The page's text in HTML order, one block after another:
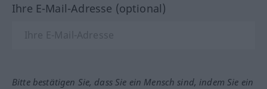
Ihre E-Mail-Adresse (optional)
Bitte bestätigen Sie, dass Sie ein Mensch sind, indem Sie ein